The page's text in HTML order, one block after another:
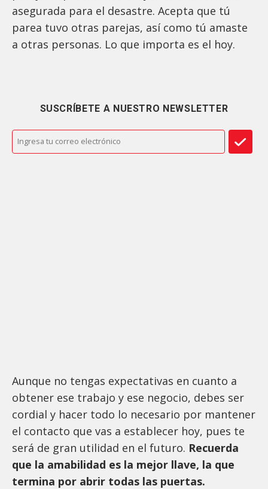
asegurada para el desastre. Acepta que tú
parea tuvo otras parejas, así como tú amaste
a otras personas. Lo que importa es el hoy.
SUSCRÍBETE A NUESTRO NEWSLETTER
Aunque no tengas expectativas en cuanto a
obtener ese trabajo y ese negocio, debes ser
cordial y hacer todo lo necesario por mantener
el contacto que vas a establecer hoy, pues te
será de gran utilidad en el futuro. Recuerda
que la amabilidad es la mejor llave, la que
termina por abrir todas las puertas.